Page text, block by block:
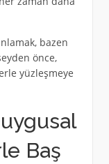
bazen
önce,
yüzleşmeye
Baş